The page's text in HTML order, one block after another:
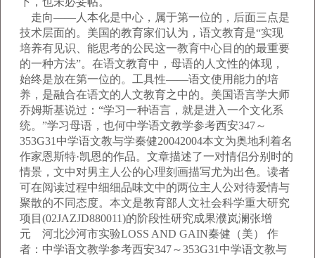
走向——人本化是中心，属于第一位的，后面三点是
技术层面的。美国的教育家们认为，语文教育是“实现
培养有见识、能思考的公民这一教育中心目的的最重要
的一种方法”。在语文教育中，母语的人文性的体现，
始终是放在第一位的。工具性——语文使用能力的培
养，是融合在语文的人文教育之中的。美国语言学大师
乔姆斯基说过：“学习一种语言，就是进入一个文化系
统。”学习母语，也何中学语文教学参考西安347～
353G31中学语文教与学秦健20042004本文为奥地利着名
作家恩斯特·凯恩的作品。文章描述了一对情侣分别时的
情景，文中对男主人公的心理刻画描写尤为出色。读者
可在阅读过程中细细品味文中的两位主人公对待爱情与
聚散的不同态度。本文是教育部人文社会科学重大研究
项目(02JAZJD880011)的阶段性研究成果濮岚澜张增
元 河北沙河市实验LOSS AND GAIN秦健（美） 作
者：中学语文教学参考西安347～353G31中学语文教与